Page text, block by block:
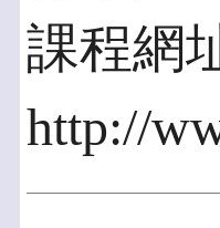
課程網
http://